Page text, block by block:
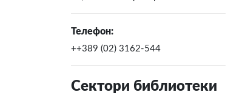
Телефон:
++389 (02) 3162-544
Сектори библиотеки